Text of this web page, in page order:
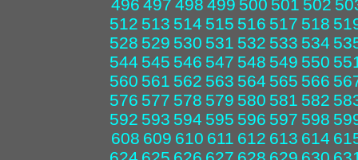
496 497 498 499 500 501 502
512 513 514 515 516 517 518
528 529 530 531 532 533 534
544 545 546 547 548 549 550
560 561 562 563 564 565 566
576 577 578 579 580 581 582
592 593 594 595 596 597 598
608 609 610 611 612 613 614